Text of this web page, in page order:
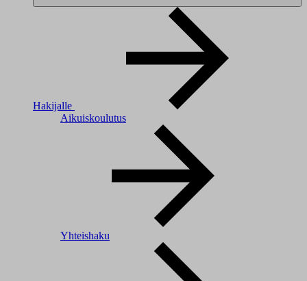
Hakijalle
Aikuiskoulutus
Yhteishaku